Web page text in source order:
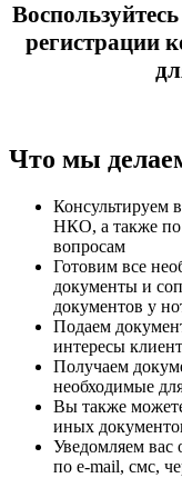
регистрации
Что мы
Консультируем
НКО, а также
вопросам
Готовим все
документы и
документов у
Подаем
интересы
Получаем
необходимые
Вы также
иных
Уведомляем вас
по e-mail, смс,